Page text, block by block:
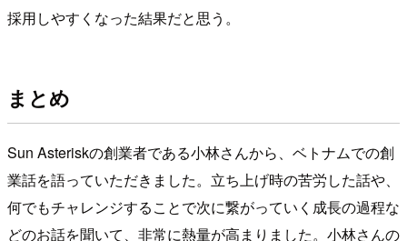
採用しやすくなった結果だと思う。
まとめ
Sun Asteriskの創業者である小林さんから、ベトナムでの創
業話を語っていただきました。立ち上げ時の苦労した話や、
何でもチャレンジすることで次に繋がっていく成長の過程な
どのお話を聞いて、非常に熱量が高まりました。小林さんの